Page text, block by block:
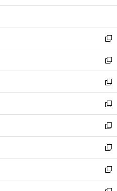
開
ウ
開
く
ン
ウ
で
開
く
ウ
ン
ド
ウ
で
開
く
新
し
い
ウ
ィ
ン
ド
ウ
で
開
く
新
し
い
ウ
ィ
ン
ド
ウ
で
開
く
新
し
い
ウ
ィ
ン
ド
ウ
で
開
新
し
い
ウ
ィ
ン
ド
ウ
新
し
い
ウ
ィ
ン
新
し
い
ウ
新
し